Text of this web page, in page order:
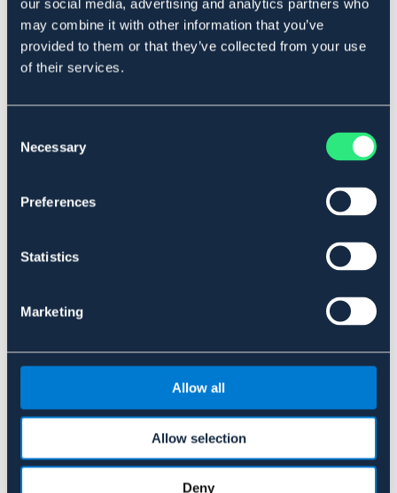
our social media, advertising and analytics partners who
may combine it with other information that you’ve
provided to them or that they’ve collected from your use
of their services.
Selection
Necessary
Preferences
Statistics
Marketing
Allow all
Allow selection
Deny
och starka så att du kan ha dem till vad som helst. Tål
solsken och kyla, då de är tillverkade av slagtålig UV-
resistent polyeten-plast. Alla förutom den svarta (som
är tillverkad av återvunnen plast) är
Recensioner
Om varumärket